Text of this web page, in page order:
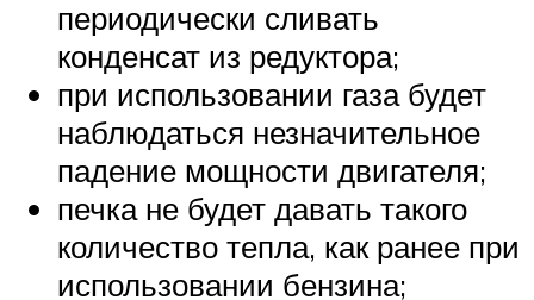
периодически сливать
конденсат из редуктора;
при использовании газа будет
наблюдаться незначительное
падение мощности двигателя;
печка не будет давать такого
количество тепла, как ранее при
использовании бензина;